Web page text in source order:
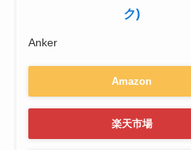
ク)
Anker
Amazon
楽天市場